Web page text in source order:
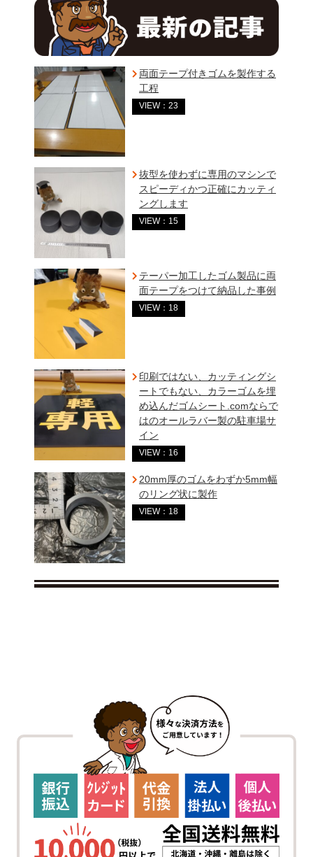
両面テープ付きゴムを製作する
工程
VIEW：23
抜型を使わずに専用のマシンで
スピーディかつ正確にカッティ
ングします
VIEW：15
テーパー加工したゴム製品に両
面テープをつけて納品した事例
VIEW：18
印刷ではない、カッティングシ
ートでもない、カラーゴムを埋
め込んだゴムシート.comならで
はのオールラバー製の駐車場サ
イン
VIEW：16
20mm厚のゴムをわずか5mm幅
のリング状に製作
VIEW：18